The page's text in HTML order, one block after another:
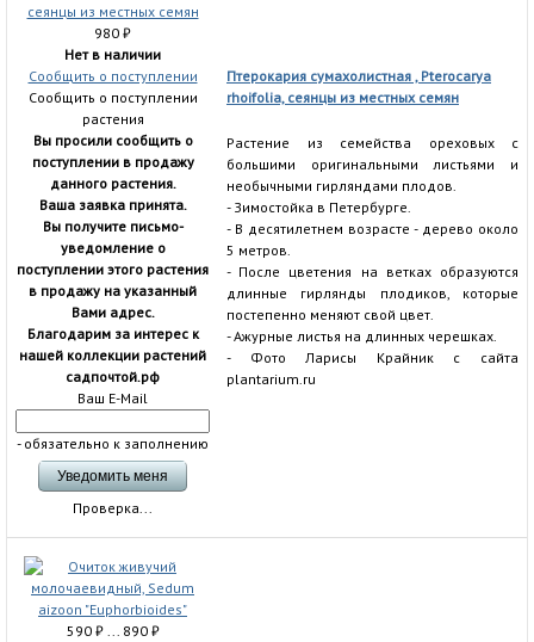
980 ₽
Нет в наличии
Сообщить о поступлении
Сообщить о поступлении
растения
Вы просили сообщить о
поступлении в продажу
данного растения.
Ваша заявка принята.
Вы получите письмо-
уведомление о
поступлении этого растения
в продажу на указанный
Вами адрес.
Благодарим за интерес к
нашей коллекции растений
садпочтой.рф
Ваш E-Mail
- обязательно к заполнению
Проверка...
Птерокария сумахолистная , Pterocarya
rhoifolia, сеянцы из местных семян
Растение из семейства ореховых с
большими оригинальными листьями и
необычными гирляндами плодов.
- Зимостойка в Петербурге.
- В десятилетнем возрасте - дерево около
5 метров.
- После цветения на ветках образуются
длинные гирлянды плодиков, которые
постепенно меняют свой цвет.
- Ажурные листья на длинных черешках.
- Фото Ларисы Крайник с сайта
plantarium.ru
590 ₽... 890 ₽